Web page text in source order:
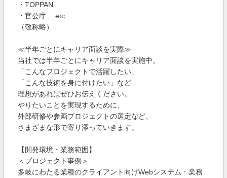
・TOPPAN
・官公庁 …etc
（敬称略）
≪半年ごとにキャリア面談を実際≫
当社では半年ごとにキャリア面談を実施中。
「こんなプロジェクトで活躍したい」
「こんな技術を身に付けたい」など…
理想があればぜひお伝えください。
やりたいことを実現するために、
外部研修や参画プロジェクトの選定など、
さまざまな形で寄り添っていきます。
【開発環境・業務範囲】
＜プロジェクト事例＞
多岐にわたる業種のクライアント向けWebシステム・業務